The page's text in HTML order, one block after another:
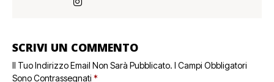
SCRIVI UN COMMENTO
Il Tuo Indirizzo Email Non Sarà Pubblicato. I Campi Obbligatori
Sono Contrassegnati *